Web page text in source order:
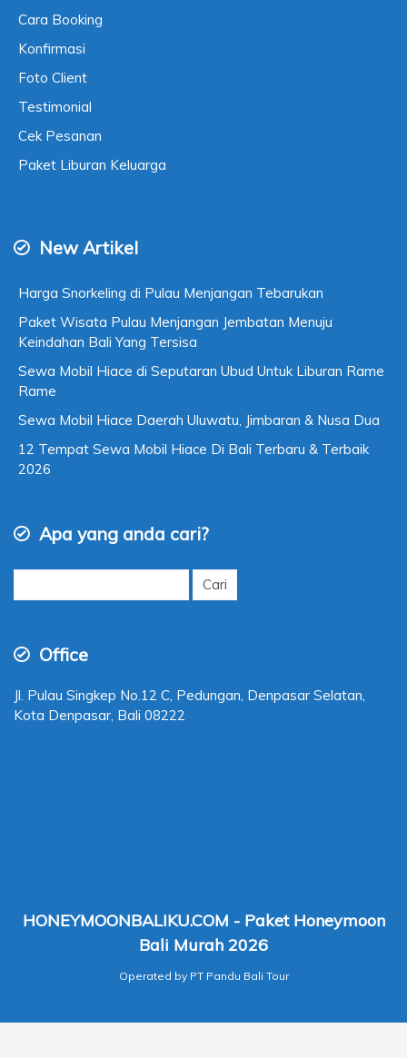
Cara Booking
Konfirmasi
Foto Client
Testimonial
Cek Pesanan
Paket Liburan Keluarga
New Artikel
Harga Snorkeling di Pulau Menjangan Tebarukan
Paket Wisata Pulau Menjangan Jembatan Menuju
Keindahan Bali Yang Tersisa
Sewa Mobil Hiace di Seputaran Ubud Untuk Liburan Rame
Rame
Sewa Mobil Hiace Daerah Uluwatu, Jimbaran & Nusa Dua
12 Tempat Sewa Mobil Hiace Di Bali Terbaru & Terbaik
2026
Apa yang anda cari?
Cari
Office
Jl. Pulau Singkep No.12 C, Pedungan, Denpasar Selatan,
Kota Denpasar, Bali 08222
HONEYMOONBALIKU.COM - Paket Honeymoon
Bali Murah 2026
Operated by PT Pandu Bali Tour